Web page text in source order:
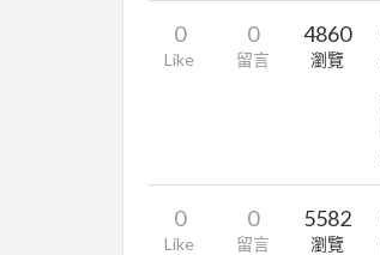
0
Like
0
留言
4860
瀏覽
0
Like
0
留言
5582
瀏覽